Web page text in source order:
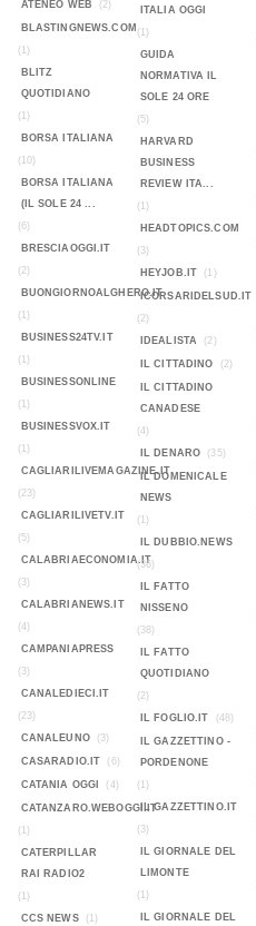
ATENEO WEB
(2)
BLASTINGNEWS.COM
(1)
BLITZ
QUOTIDIANO
(1)
BORSA ITALIANA
(10)
BORSA ITALIANA
(IL SOLE 24 ...
(6)
BRESCIAOGGI.IT
(2)
BUONGIORNOALGHERO.IT
(1)
BUSINESS24TV.IT
(1)
BUSINESSONLINE
(1)
BUSINESSVOX.IT
(1)
CAGLIARILIVEMAGAZINE.IT
(23)
CAGLIARILIVETV.IT
(5)
CALABRIAECONOMIA.IT
(3)
CALABRIANEWS.IT
(4)
CAMPANIAPRESS
(3)
CANALEDIECI.IT
(23)
CANALEUNO
(3)
CASARADIO.IT (6)
CATANIA OGGI (4)
CATANZARO.WEBOGGI.IT
(1)
CATERPILLAR
RAI RADIO2
(1)
CCS NEWS
(1)
ITALIA OGGI
(1)
GUIDA
NORMATIVA IL
SOLE 24 ORE
(5)
HARVARD
BUSINESS
REVIEW ITA...
(1)
HEADTOPICS.COM
(3)
HEYJOB.IT
(1)
ICORSARIDELSUD.IT
(2)
IDEALISTA
(2)
IL CITTADINO (2)
IL CITTADINO
CANADESE
(4)
IL DENARO
(35)
IL DOMENICALE
NEWS
(1)
IL DUBBIO.NEWS
(36)
IL FATTO
NISSENO
(38)
IL FATTO
QUOTIDIANO
(2)
IL FOGLIO.IT
(48)
IL GAZZETTINO -
PORDENONE
(1)
IL GAZZETTINO.IT
(3)
IL GIORNALE DEL
LIMONTE
(1)
IL GIORNALE DEL